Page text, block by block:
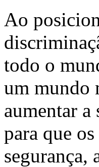
Ao
todo o
um mundo
aumentar a
para que
segurança,